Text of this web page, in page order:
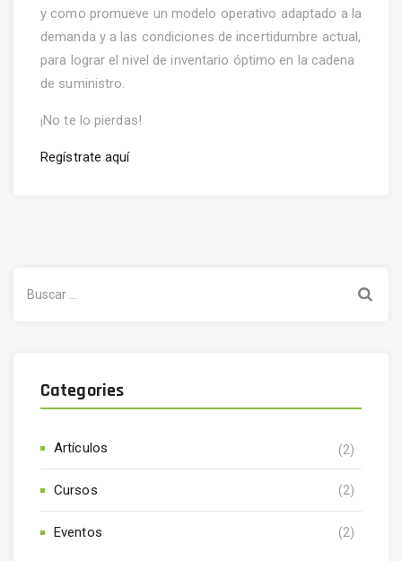
y como promueve un modelo operativo adaptado a la
demanda y a las condiciones de incertidumbre actual,
para lograr el nivel de inventario óptimo en la cadena
de suministro.
¡No te lo pierdas!
Regístrate aquí
Categories
Artículos (2)
Cursos (2)
Eventos (2)